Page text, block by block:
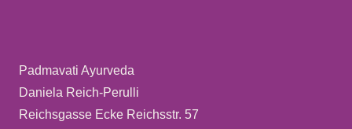
Padmavati Ayurveda
Daniela Reich-Perulli
Reichsgasse Ecke Reichsstr. 57